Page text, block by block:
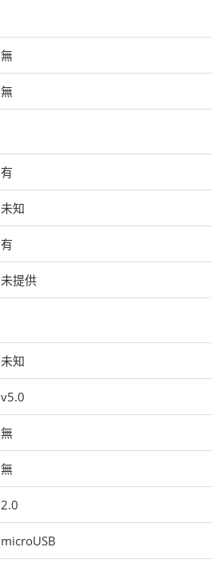
無
無
有
未知
有
未提供
未知
v5.0
無
無
2.0
microUSB